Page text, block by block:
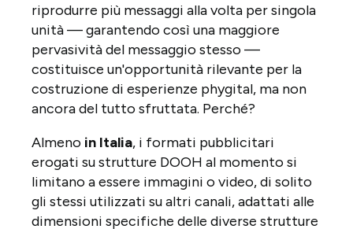
riprodurre più messaggi alla volta per singola
unità — garantendo così una maggiore
pervasività del messaggio stesso —
costituisce un'opportunità rilevante per la
costruzione di esperienze phygital, ma non
ancora del tutto sfruttata. Perché?
Almeno in Italia, i formati pubblicitari
erogati su strutture DOOH al momento si
limitano a essere immagini o video, di solito
gli stessi utilizzati su altri canali, adattati alle
dimensioni specifiche delle diverse strutture